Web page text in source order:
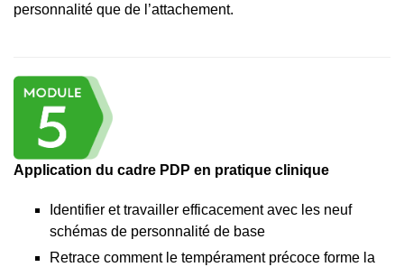
personnalité que de l’attachement.
Application du cadre PDP en pratique clinique
Identifier et travailler efficacement avec les neuf
schémas de personnalité de base
Retrace comment le tempérament précoce forme la